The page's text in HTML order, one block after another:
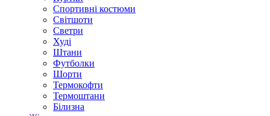
Спортивні костюми
Світшоти
Светри
Худі
Штани
Футболки
Шорти
Термокофти
Термоштани
Білизна